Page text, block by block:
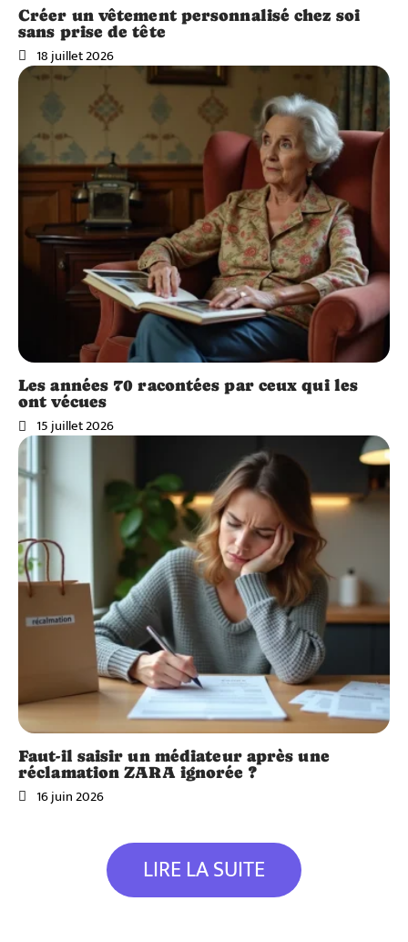
Créer un vêtement personnalisé chez soi
sans prise de tête
18 juillet 2026
Les années 70 racontées par ceux qui les
ont vécues
15 juillet 2026
Faut-il saisir un médiateur après une
réclamation ZARA ignorée ?
16 juin 2026
LIRE LA SUITE